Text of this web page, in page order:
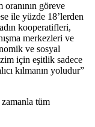
göreve
ile yüzde 18’lerden
kooperatifleri,
merkezleri ve
ve sosyal
için eşitlik sadece
kılmanın yoludur”
tüm